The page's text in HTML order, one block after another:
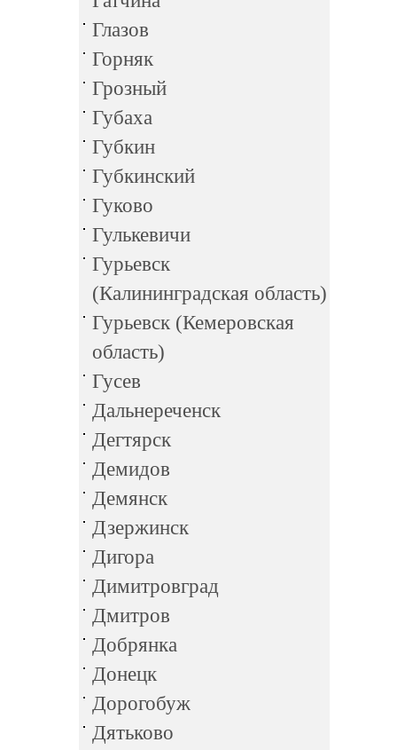
Глазов
Горняк
Грозный
Губаха
Губкин
Губкинский
Гуково
Гулькевичи
Гурьевск
(Калининградская область)
Гурьевск (Кемеровская
область)
Гусев
Дальнереченск
Дегтярск
Демидов
Демянск
Дзержинск
Дигора
Димитровград
Дмитров
Добрянка
Донецк
Дорогобуж
Дятьково